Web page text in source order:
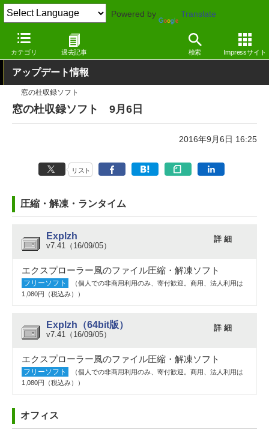
Powered by Translate
カテゴリ 過去記事 検索 Impressサイト
窓の杜 その他の話題 アップデート
アップデート情報
窓の杜収録ソフト
窓の杜収録ソフト 9月6日
2016年9月6日 16:25
リスト
圧縮・解凍・ランタイム
Explzh
v7.41（16/09/05）
詳 細
エクスプローラー風のファイル圧縮・解凍ソフト
フリーソフト
（個人での非商用利用のみ、寄付歓迎。商用、法人利用は
1,080円（税込み））
Explzh（64bit版）
v7.41（16/09/05）
詳 細
エクスプローラー風のファイル圧縮・解凍ソフト
フリーソフト
（個人での非商用利用のみ、寄付歓迎。商用、法人利用は
1,080円（税込み））
オフィス